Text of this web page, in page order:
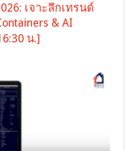
เจาะลึกเทรนด์
& AI
น.]